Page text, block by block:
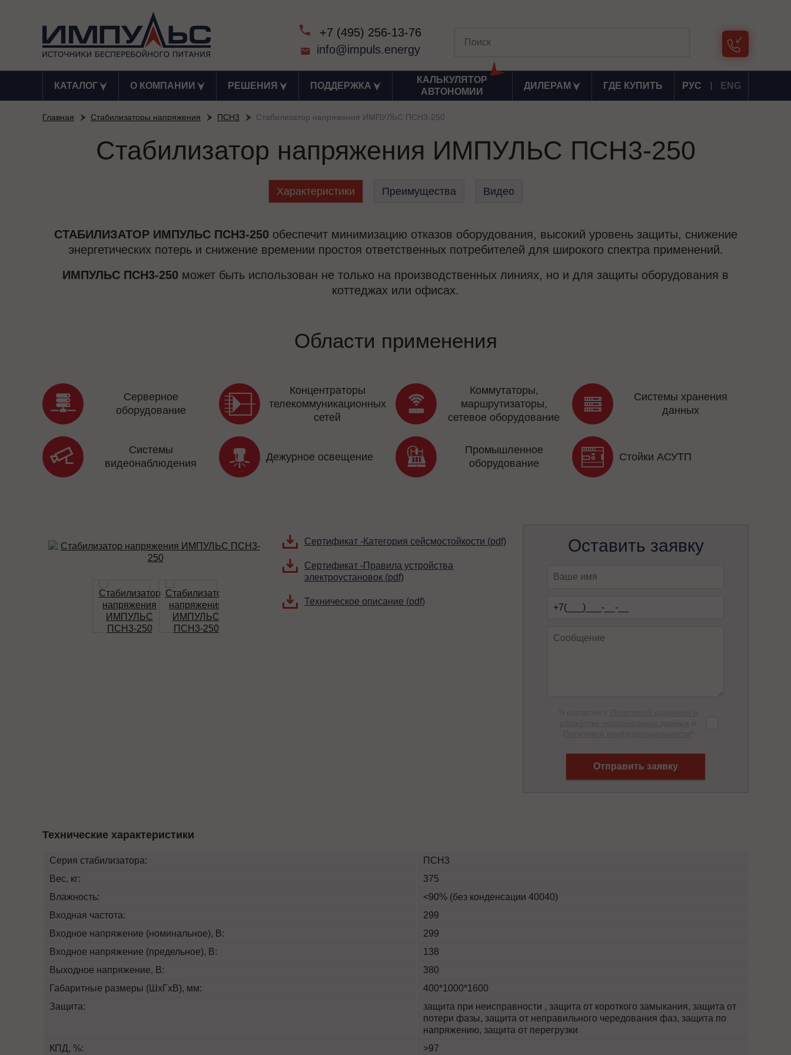
+7 (495) 256-13-76
info@impuls.energy
КАТАЛОГ О КОМПАНИИ РЕШЕНИЯ ПОДДЕРЖКА
КАЛЬКУЛЯТОР
АВТОНОМИИ
ДИЛЕРАМ ГДЕ КУПИТЬ РУС ENG
Главная Стабилизаторы напряжения ПСН3 Стабилизатор напряжения ИМПУЛЬС ПСН3-250
Стабилизатор напряжения ИМПУЛЬС ПСН3-250
Характеристики Преимущества Видео
СТАБИЛИЗАТОР ИМПУЛЬС ПСН3-250 обеспечит минимизацию отказов оборудования, высокий уровень защиты, снижение
энергетических потерь и снижение времении простоя ответственных потребителей для широкого спектра применений.
ИМПУЛЬС ПСН3-250 может быть использован не только на производственных линиях, но и для защиты оборудования в
коттеджах или офисах.
Области применения
Серверное
оборудование
Концентраторы
телекоммуникационных
сетей
Коммутаторы,
маршрутизаторы,
сетевое оборудование
Системы хранения
данных
Системы
видеонаблюдения
Дежурное освещение
Промышленное
оборудование
Стойки АСУТП
Сертификат -Категория сейсмостойкости (pdf)
Сертификат -Правила устройства
электроустановок (pdf)
Техническое описание (pdf)
Оставить заявку
Отправить заявку
Технические характеристики
Серия стабилизатора:
ПСН3
Вес, кг:
375
Влажность:
<90% (без конденсации 40040)
Входная частота:
299
Входное напряжение (номинальное), В:
299
Входное напряжение (предельное), B:
138
Выходное напряжение, В:
380
Габаритные размеры (ШхГхВ), мм:
400*1000*1600
Защита:
защита при неисправности , защита от короткого замыкания, защита от
потери фазы, защита от неправильного чередования фаз, защита по
напряжению, защита от перегрузки
КПД, %:
>97